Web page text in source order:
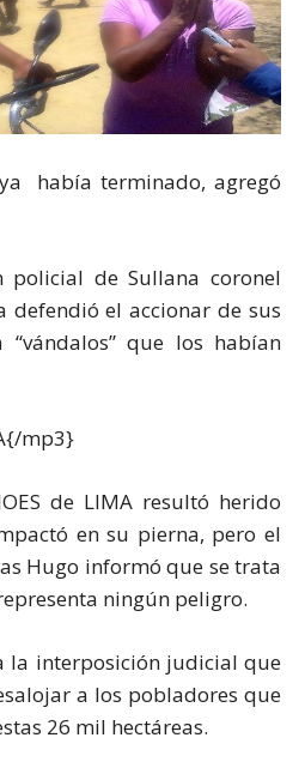
había terminado, agregó
policial de Sullana coronel
defendió el accionar de sus
“vándalos” que los habían
mp3}
de LIMA resultó herido
en su pierna, pero el
Hugo informó que se trata
ningún peligro.
la interposición judicial que
a los pobladores que
26 mil hectáreas.